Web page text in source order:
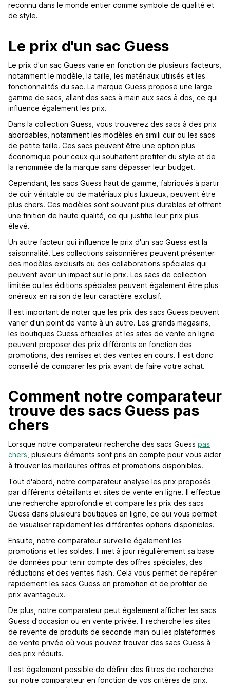
reconnu dans le monde entier comme symbole de qualité et
de style.
Le prix d'un sac Guess
Le prix d'un sac Guess varie en fonction de plusieurs facteurs,
notamment le modèle, la taille, les matériaux utilisés et les
fonctionnalités du sac. La marque Guess propose une large
gamme de sacs, allant des sacs à main aux sacs à dos, ce qui
influence également les prix.
Dans la collection Guess, vous trouverez des sacs à des prix
abordables, notamment les modèles en simili cuir ou les sacs
de petite taille. Ces sacs peuvent être une option plus
économique pour ceux qui souhaitent profiter du style et de
la renommée de la marque sans dépasser leur budget.
Cependant, les sacs Guess haut de gamme, fabriqués à partir
de cuir véritable ou de matériaux plus luxueux, peuvent être
plus chers. Ces modèles sont souvent plus durables et offrent
une finition de haute qualité, ce qui justifie leur prix plus
élevé.
Un autre facteur qui influence le prix d'un sac Guess est la
saisonnalité. Les collections saisonnières peuvent présenter
des modèles exclusifs ou des collaborations spéciales qui
peuvent avoir un impact sur le prix. Les sacs de collection
limitée ou les éditions spéciales peuvent également être plus
onéreux en raison de leur caractère exclusif.
Il est important de noter que les prix des sacs Guess peuvent
varier d'un point de vente à un autre. Les grands magasins,
les boutiques Guess officielles et les sites de vente en ligne
peuvent proposer des prix différents en fonction des
promotions, des remises et des ventes en cours. Il est donc
conseillé de comparer les prix avant de faire votre achat.
Comment notre comparateur
trouve des sacs Guess pas
chers
Lorsque notre comparateur recherche des sacs Guess pas
chers , plusieurs éléments sont pris en compte pour vous aider
à trouver les meilleures offres et promotions disponibles.
Tout d'abord, notre comparateur analyse les prix proposés
par différents détaillants et sites de vente en ligne. Il effectue
une recherche approfondie et compare les prix des sacs
Guess dans plusieurs boutiques en ligne, ce qui vous permet
de visualiser rapidement les différentes options disponibles.
Ensuite, notre comparateur surveille également les
promotions et les soldes. Il met à jour régulièrement sa base
de données pour tenir compte des offres spéciales, des
réductions et des ventes flash. Cela vous permet de repérer
rapidement les sacs Guess en promotion et de profiter de
prix avantageux.
De plus, notre comparateur peut également afficher les sacs
Guess d'occasion ou en vente privée. Il recherche les sites
de revente de produits de seconde main ou les plateformes
de vente privée où vous pouvez trouver des sacs Guess à
des prix réduits.
Il est également possible de définir des filtres de recherche
sur notre comparateur en fonction de vos critères de prix.